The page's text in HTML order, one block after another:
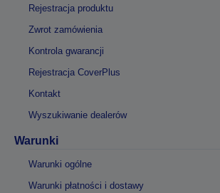
Rejestracja produktu
Zwrot zamówienia
Kontrola gwarancji
Rejestracja CoverPlus
Kontakt
Wyszukiwanie dealerów
Warunki
Warunki ogólne
Warunki płatności i dostawy